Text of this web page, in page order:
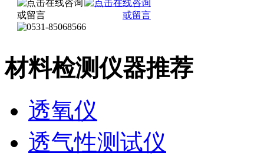
材料检测仪器推荐
透氧仪
透气性测试仪